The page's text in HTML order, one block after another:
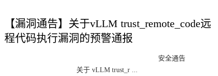
【漏洞通告】关于vLLM trust_remote_code远
程代码执行漏洞的预警通报
安全通告
关于 vLLM trust_r ...